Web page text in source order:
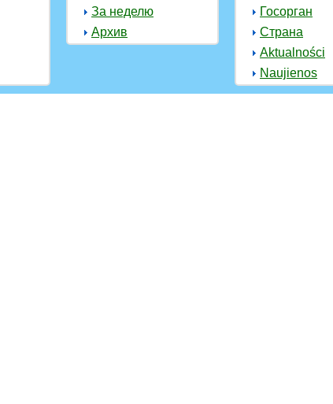
За неделю
Архив
Госорган
Страна
Aktualności
Naujienos